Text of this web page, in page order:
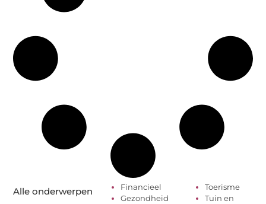
Alle onderwerpen
Financieel
Gezondheid
Toerisme
Tuin en